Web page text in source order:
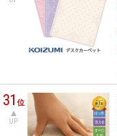
31位
UP